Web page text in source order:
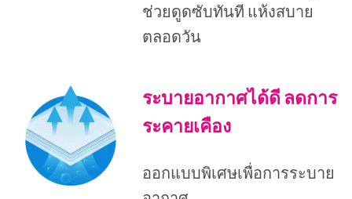
ช่วยดูดซับทันที แห้งสบาย
ตลอดวัน
ระบายอากาศได้ดี ลดการ
ระคายเคือง
ออกแบบพิเศษเพื่อการระบาย